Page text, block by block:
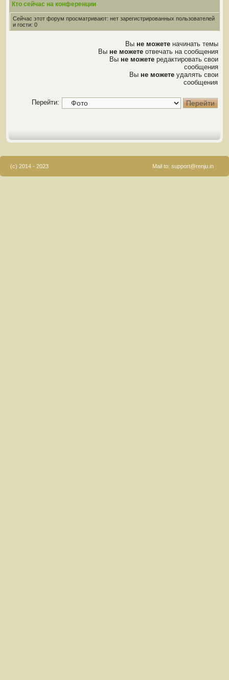
Кто сейчас на конференции
Сейчас этот форум просматривают: нет зарегистрированных пользователей
и гости: 0
Вы не можете начинать темы
Вы не можете отвечать на сообщения
Вы не можете редактировать свои
сообщения
Вы не можете удалять свои
сообщения
Перейти:
(c) 2014 - 2023 Mail to: support@renju.in